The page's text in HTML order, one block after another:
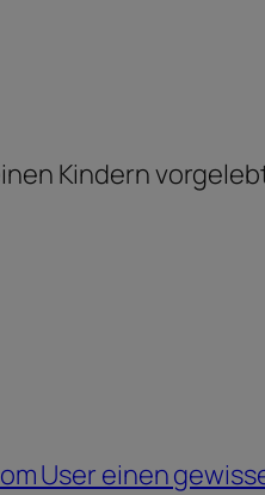
Kindern
User einen